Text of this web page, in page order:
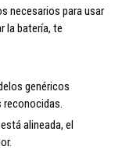
necesarios para usar
la batería, te
genéricos
reconocidas.
alineada, el